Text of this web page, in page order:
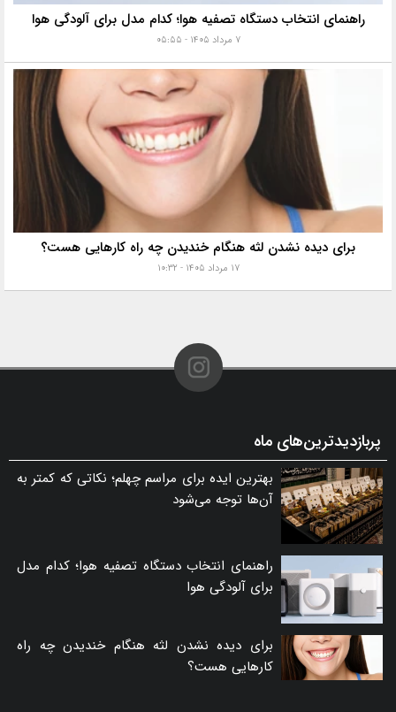
راهنمای انتخاب دستگاه تصفیه هوا؛ کدام مدل برای آلودگی هوا
۷ مرداد ۱۴۰۵ - ۰۵:۵۵
برای دیده نشدن لثه هنگام خندیدن چه راه کارهایی هست؟
۱۷ مرداد ۱۴۰۵ - ۱۰:۳۲
پربازدیدترین‌های ماه
بهترین ایده برای مراسم چهلم؛ نکاتی که کمتر به
آن‌ها توجه می‌شود
راهنمای انتخاب دستگاه تصفیه هوا؛ کدام مدل
برای آلودگی هوا
برای دیده نشدن لثه هنگام خندیدن چه راه
کارهایی هست؟